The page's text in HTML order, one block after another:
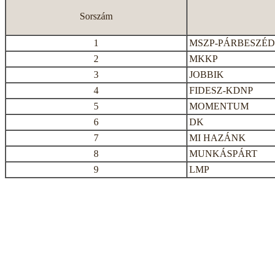
Sorszám
1
MSZP-PÁRBESZÉD
2
MKKP
3
JOBBIK
4
FIDESZ-KDNP
5
MOMENTUM
6
DK
7
MI HAZÁNK
8
MUNKÁSPÁRT
9
LMP